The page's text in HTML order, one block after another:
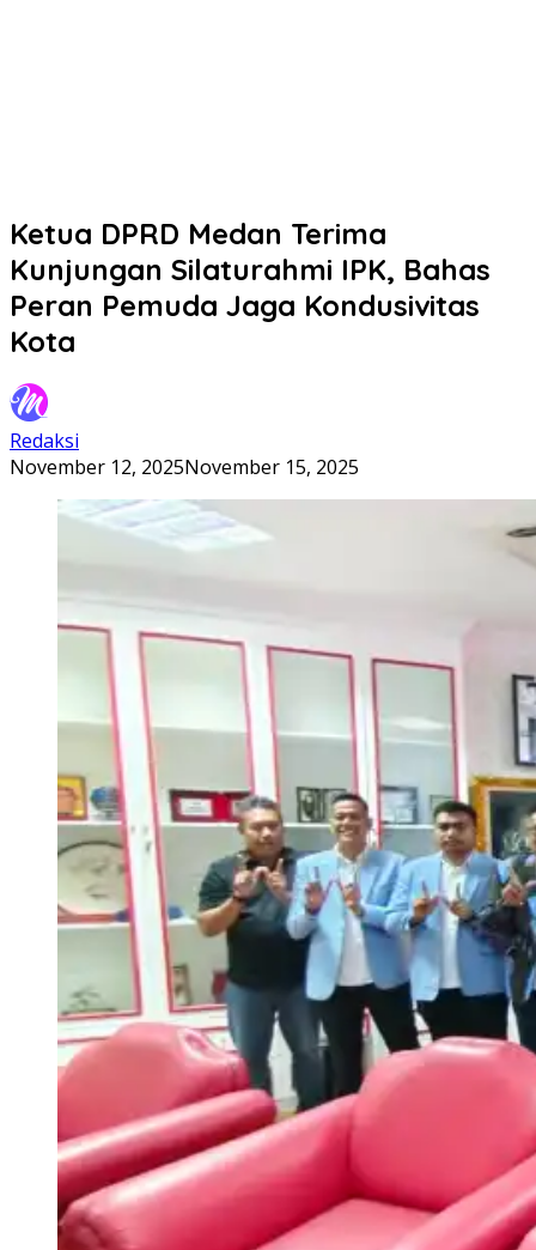
Ketua DPRD Medan Terima
Kunjungan Silaturahmi IPK, Bahas
Peran Pemuda Jaga Kondusivitas
Kota
Redaksi
November 12, 2025November 15, 2025